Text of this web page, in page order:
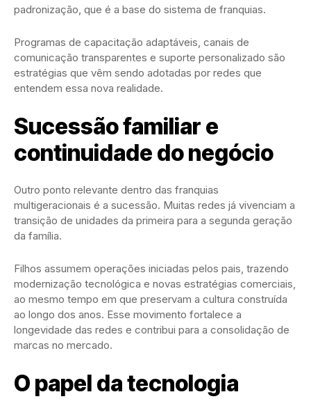
padronização, que é a base do sistema de franquias.
Programas de capacitação adaptáveis, canais de
comunicação transparentes e suporte personalizado são
estratégias que vêm sendo adotadas por redes que
entendem essa nova realidade.
Sucessão familiar e
continuidade do negócio
Outro ponto relevante dentro das franquias
multigeracionais é a sucessão. Muitas redes já vivenciam a
transição de unidades da primeira para a segunda geração
da família.
Filhos assumem operações iniciadas pelos pais, trazendo
modernização tecnológica e novas estratégias comerciais,
ao mesmo tempo em que preservam a cultura construída
ao longo dos anos. Esse movimento fortalece a
longevidade das redes e contribui para a consolidação de
marcas no mercado.
O papel da tecnologia